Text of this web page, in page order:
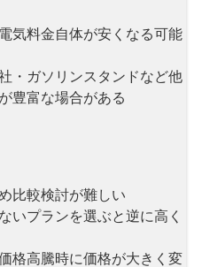
気料金自体が安くなる可能
・ガソリンスタンドなど他
豊富な場合がある
比較検討が難しい
いプランを選ぶと逆に高く
格高騰時に価格が大きく変